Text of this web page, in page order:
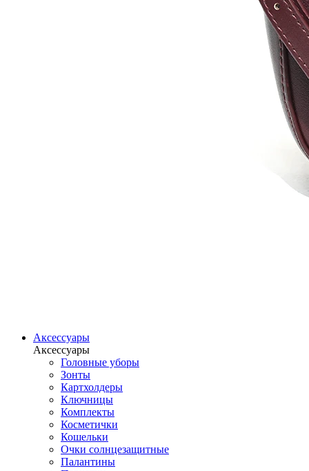
Аксессуары
Аксессуары
Головные уборы
Зонты
Картхолдеры
Ключницы
Комплекты
Косметички
Кошельки
Очки солнцезащитные
Палантины